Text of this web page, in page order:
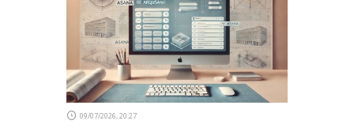
09/07/2026, 20:27